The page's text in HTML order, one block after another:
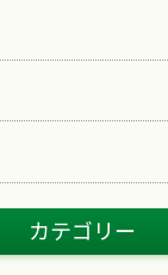
カテゴリー